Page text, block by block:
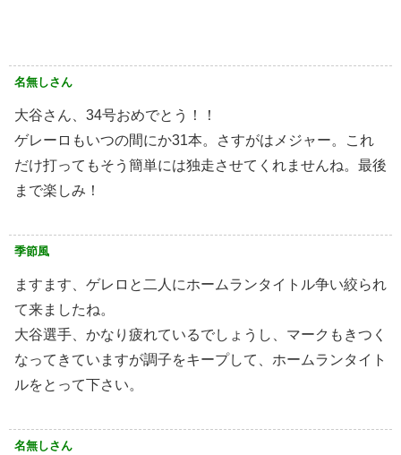
名無しさん
大谷さん、34号おめでとう！！
ゲレーロもいつの間にか31本。さすがはメジャー。これ
だけ打ってもそう簡単には独走させてくれませんね。最後
まで楽しみ！
季節風
ますます、ゲレロと二人にホームランタイトル争い絞られ
て来ましたね。
大谷選手、かなり疲れているでしょうし、マークもきつく
なってきていますが調子をキープして、ホームランタイト
ルをとって下さい。
名無しさん